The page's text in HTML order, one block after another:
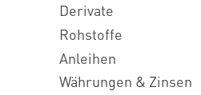
Derivate
Rohstoffe
Anleihen
Währungen & Zinsen